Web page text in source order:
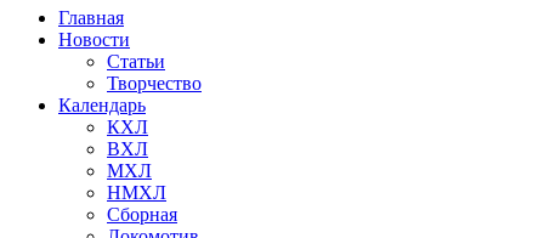
Главная
Новости
Статьи
Творчество
Календарь
КХЛ
ВХЛ
МХЛ
НМХЛ
Сборная